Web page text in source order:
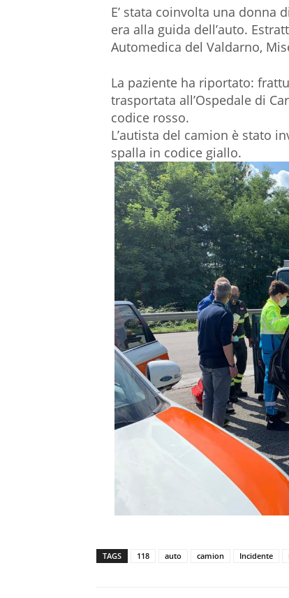
E’ stata coinvolta una donna
era alla guida dell’auto.
Automedica del Valdarno,
La paziente ha riportato:
trasportata all’Ospedale di
codice rosso.
L’autista del camion è stato
spalla in codice giallo.
TAGS 118 auto camion Incidente